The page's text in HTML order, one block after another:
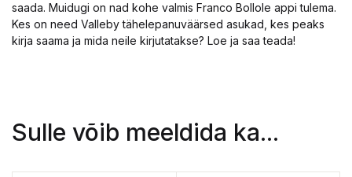
saada. Muidugi on nad kohe valmis Franco Bollole appi tulema.
Kes on need Valleby tähelepanuväärsed asukad, kes peaks
kirja saama ja mida neile kirjutatakse? Loe ja saa teada!
Sulle võib meeldida ka...